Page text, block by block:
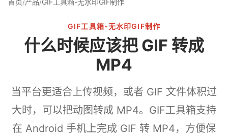
首页/产品/GIF工具箱-无水印GIF制作
GIF工具箱-无水印GIF制作
什么时候应该把 GIF 转成
MP4
当平台更适合上传视频，或者 GIF 文件体积过
大时，可以把动图转成 MP4。GIF工具箱支持
在 Android 手机上完成 GIF 转 MP4，方便保